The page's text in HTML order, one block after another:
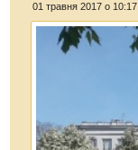
01 травня 2017 о 10:17